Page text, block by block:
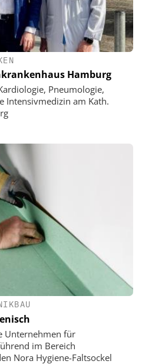
Hamburg
Pneumologie,
Intensivmedizin am Kath.
Unternehmen für
im Bereich
Nora Hygiene-Faltsockel